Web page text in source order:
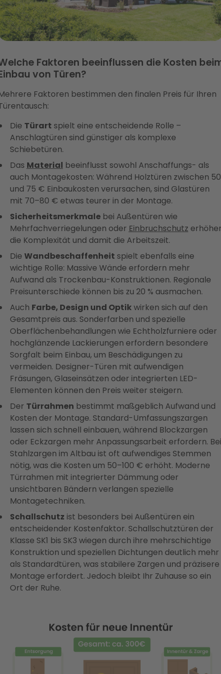
Faktoren beeinflussen die Kosten
von Türen?
Faktoren bestimmen den finalen Preis für Ihren
Die Türart spielt eine entscheidende Rolle –
Anschlagtüren sind günstiger als komplexe
Schiebetüren.
Das Material beeinflusst sowohl Anschaffungs- als
auch Montagekosten: Während Holztüren zwischen 50
und 75 € Einbaukosten verursachen, sind Glastüren
mit 70–80 € etwas teurer in der Montage.
Sicherheitsmerkmalebei Außentüren wie
Mehrfachverriegelungen oder Einbruchschutz
die Komplexität und damit die Arbeitszeit.
Die Wandbeschaffenheit spielt ebenfalls eine
wichtige Rolle: Massive Wände erfordern mehr
Aufwand als Trockenbau-Konstruktionen. Regionale
Preisunterschiede können bis zu 20 % ausmachen.
Auch Farbe, Design und Optikwirken sich auf den
Gesamtpreis aus. Sonderfarben und spezielle
Oberflächenbehandlungen wie Echtholzfurniere oder
hochglänzende Lackierungen erfordern besondere
Sorgfalt beim Einbau, um Beschädigungen zu
vermeiden. Designer-Türen mit aufwendigen
Fräsungen, Glaseinsätzen oder integrierten LED-
Elementen können den Preis weiter steigern.
Der Türrahmen bestimmt maßgeblich Aufwand und
Kosten der Montage. Standard-Umfassungszargen
lassen sich schnell einbauen, während Blockzargen
oder Eckzargen mehr Anpassungsarbeit erfordern. Bei
Stahlzargen im Altbau ist oft aufwendiges Stemmen
nötig, was die Kosten um 50–100 € erhöht. Moderne
Türrahmen mit integrierter Dämmung oder
unsichtbaren Bändern verlangen spezielle
Montagetechniken.
Schallschutz ist besonders bei Außentüren ein
entscheidender Kostenfaktor. Schallschutztüren der
Klasse SK1 bis SK3 wiegen durch ihre mehrschichtige
Konstruktion und speziellen Dichtungen deutlich mehr
als Standardtüren, was stabilere Zargen und präzisere
Montage erfordert. Jedoch bleibt Ihr Zuhause so ein
Ort der Ruhe.